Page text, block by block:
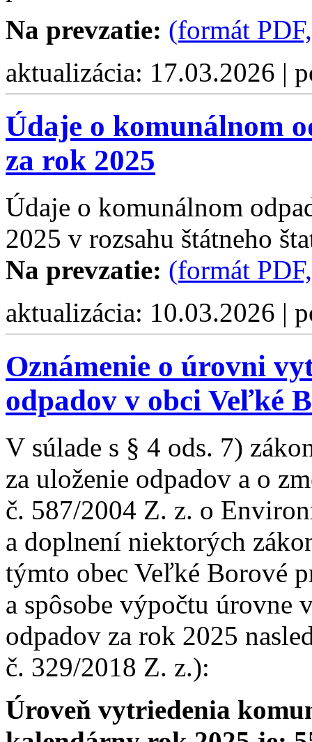
Na prevzatie: (formát
aktualizácia: 17.03.2026 |
Údaje o komunálnom
za rok 2025
Údaje o komunálnom
2025 v rozsahu štátneho
Na prevzatie: (formát
aktualizácia: 10.03.2026 |
Oznámenie o úrovni
odpadov v obci Veľké
V súlade s § 4 ods. 7)
za uloženie odpadov a o
č. 587/2004 Z. z. o
a doplnení niektorých
týmto obec Veľké Borové
a spôsobe výpočtu úrovne
odpadov za rok 2025
č. 329/2018 Z. z.):
Úroveň vytriedenia